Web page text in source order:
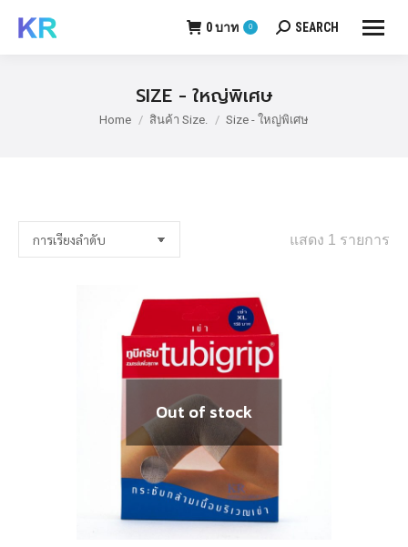
0บาท 0 Search:
SEARCH
SIZE - ใหญ่พิเศษ
You are here:
Home สินค้า Size. Size - ใหญ่พิเศษ
แสดง 1 รายการ
Out of stock